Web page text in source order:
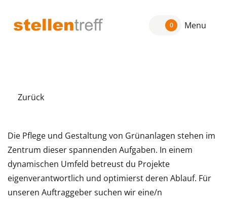
0 Menu
Zurück
Die Pflege und Gestaltung von Grünanlagen stehen im
Zentrum dieser spannenden Aufgaben. In einem
dynamischen Umfeld betreust du Projekte
eigenverantwortlich und optimierst deren Ablauf. Für
unseren Auftraggeber suchen wir eine/n